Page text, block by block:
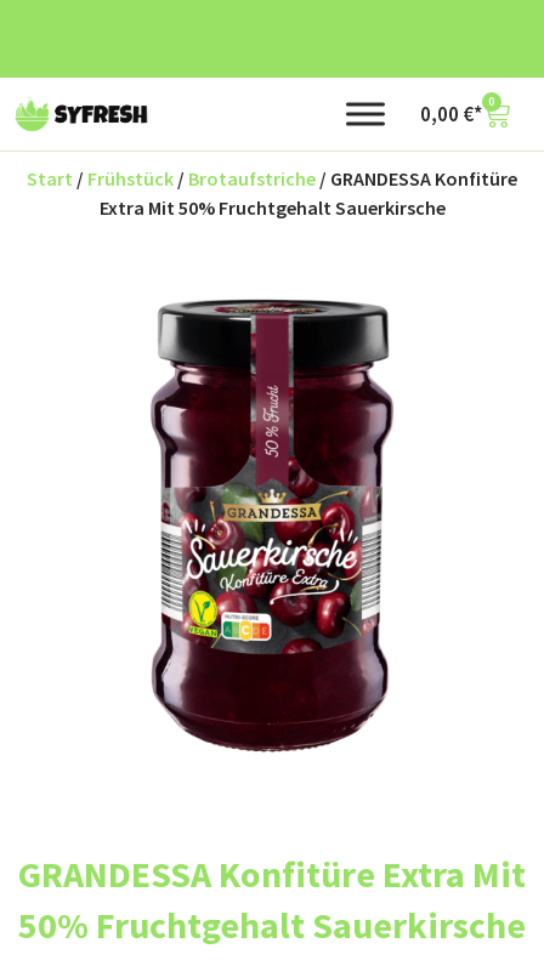
0,00 € 0
Start / Frühstück / Brotaufstriche / GRANDESSA Konfitüre
Extra Mit 50% Fruchtgehalt Sauerkirsche
GRANDESSA Konfitüre Extra Mit
50% Fruchtgehalt Sauerkirsche